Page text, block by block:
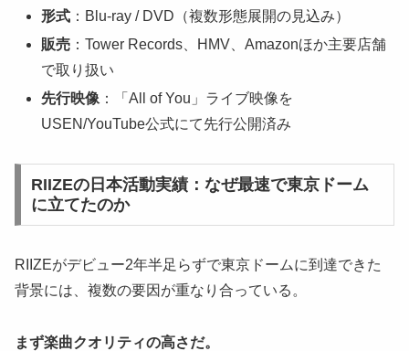
形式 ：Blu-ray / DVD（複数形態展開の見込み）
販売 ：Tower Records、HMV、Amazonほか主要店舗
で取り扱い
先行映像 ：「All of You」ライブ映像を
USEN/YouTube公式にて先行公開済み
RIIZEの日本活動実績：なぜ最速で東京ドーム
に立てたのか
RIIZEがデビュー2年半足らずで東京ドームに到達できた
背景には、複数の要因が重なり合っている。
まず楽曲クオリティの高さだ。